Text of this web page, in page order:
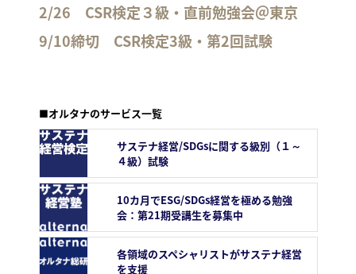
2/26 CSR検定３級・直前勉強会＠東京
9/10締切 CSR検定3級・第2回試験
■オルタナのサービス一覧
サステナ経営/SDGsに関する級別（１～
４級）試験
10カ月でESG/SDGs経営を極める勉強
会：第21期受講生を募集中
各領域のスペシャリストがサステナ経営
を支援